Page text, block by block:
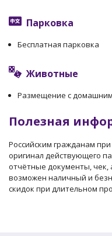
Парковка
Бесплатная парковка
Животные
Размещение с
Полезная
Российским гражданам
оригинал действующего
отчётные документы, чек,
возможен наличный и
скидок при длительном